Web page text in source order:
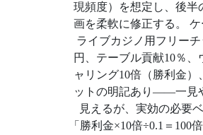
現頻度）を想定し、後半
画を柔軟に修正する。 ケ
ライブカジノ用フリーチ
円、テーブル貢献10％、
ャリング10倍（勝利金）
ットの明記あり——一見
見えるが、実効の必要
「勝利金×10倍÷0.1＝100